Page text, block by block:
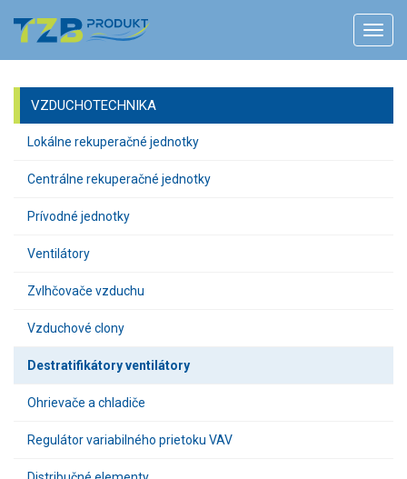
VZDUCHOTECHNIKA
Lokálne rekuperačné jednotky
Centrálne rekuperačné jednotky
Prívodné jednotky
Ventilátory
Zvlhčovače vzduchu
Vzduchové clony
Destratifikátory ventilátory
Ohrievače a chladiče
Regulátor variabilného prietoku VAV